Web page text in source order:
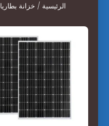
الرئيسية / خزانة